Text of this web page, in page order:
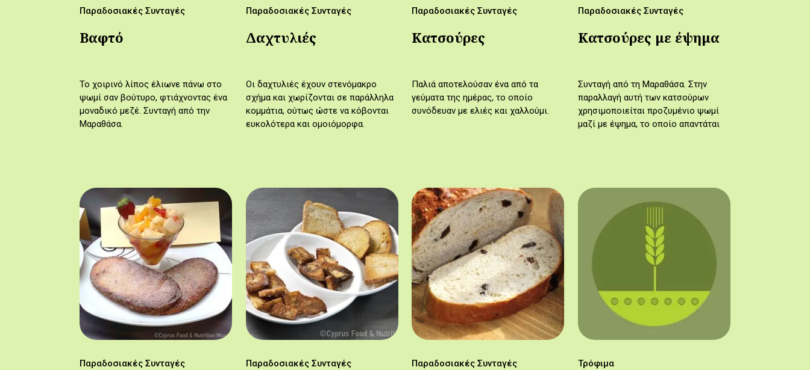
Παραδοσιακές Συνταγές
Βαφτό
Το χοιρινό λίπος έλιωνε πάνω στο
ψωμί σαν βούτυρο, φτιάχνοντας ένα
μοναδικό μεζέ. Συνταγή από την
Μαραθάσα.
Παραδοσιακές Συνταγές
Δαχτυλιές
Οι δαχτυλιές έχουν στενόμακρο
σχήμα και χωρίζονται σε παράλληλα
κομμάτια, ούτως ώστε να κόβονται
ευκολότερα και ομοιόμορφα.
Παραδοσιακές Συνταγές
Κατσούρες
Παλιά αποτελούσαν ένα από τα
γεύματα της ημέρας, το οποίο
συνόδευαν με ελιές και χαλλούμι.
Παραδοσιακές Συνταγές
Κατσούρες με έψημα
Συνταγή από τη Μαραθάσα. Στην
παραλλαγή αυτή των κατσούρων
χρησιμοποιείται προζυμένιο ψωμί
μαζί με έψημα, το οποίο απαντάται
Παραδοσιακές Συνταγές Παραδοσιακές Συνταγές Παραδοσιακές Συνταγές Τρόφιμα